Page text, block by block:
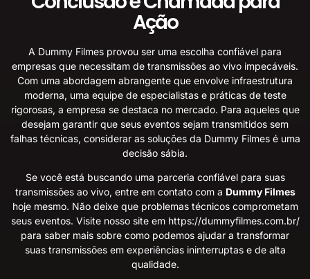
Ação
A Dummy Filmes provou ser uma escolha confiável para
empresas que necessitam de transmissões ao vivo impecáveis.
Com uma abordagem abrangente que envolve infraestrutura
moderna, uma equipe de especialistas e práticas de teste
rigorosas, a empresa se destaca no mercado. Para aqueles que
desejam garantir que seus eventos sejam transmitidos sem
falhas técnicas, considerar as soluções da Dummy Filmes é uma
decisão sábia.
Se você está buscando uma parceria confiável para suas
transmissões ao vivo, entre em contato com a Dummy Filmes
hoje mesmo. Não deixe que problemas técnicos comprometam
seus eventos. Visite nosso site em https://dummyfilmes.com.br/
para saber mais sobre como podemos ajudar a transformar
suas transmissões em experiências ininterruptas e de alta
qualidade.